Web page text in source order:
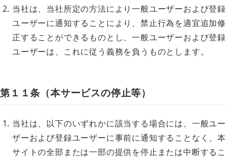
当社は、当社所定の方法により一般ユーザーおよび登録
ユーザーに通知することにより、禁止行為を適宜追加修
正することができるものとし、一般ユーザーおよび登録
ユーザーは、これに従う義務を負うものとします。
第１１条（本サービスの停止等）
当社は、以下のいずれかに該当する場合には、一般ユー
ザーおよび登録ユーザーに事前に通知することなく、本
サイトの全部または一部の提供を停止または中断するこ